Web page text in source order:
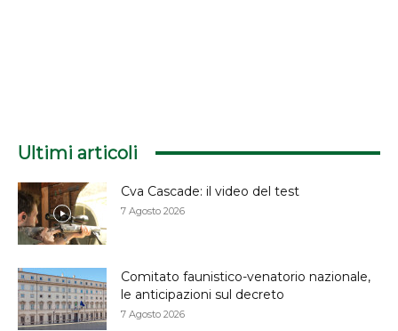
Ultimi articoli
Cva Cascade: il video del test
7 Agosto 2026
Comitato faunistico-venatorio nazionale,
le anticipazioni sul decreto
7 Agosto 2026